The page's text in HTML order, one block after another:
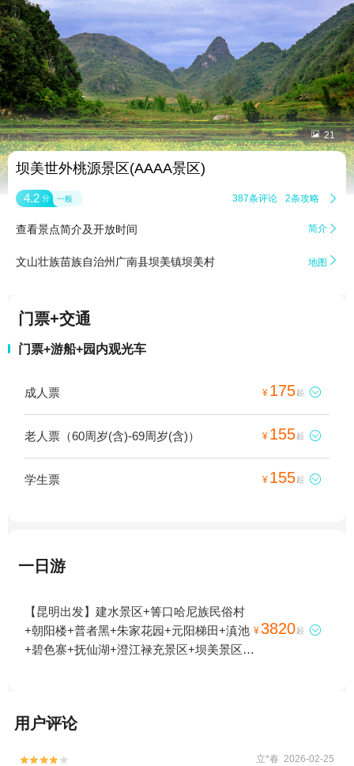
 21
坝美世外桃源景区(AAAA景区)
4.2 分 一般 387条评论 2条攻略 
查看景点简介及开放时间 简介 
文山壮族苗族自治州广南县坝美镇坝美村 地图 
门票+交通
门票+游船+园内观光车
成人票 ¥ 175起 
老人票（60周岁(含)-69周岁(含)） ¥ 155起 
学生票 ¥ 155起 
一日游
【昆明出发】建水景区+箐口哈尼族民俗村
+朝阳楼+普者黑+朱家花园+元阳梯田+滇池
+碧色寨+抚仙湖+澄江禄充景区+坝美景区
¥3820起 
用户评论

 立*春 2026-02-25
